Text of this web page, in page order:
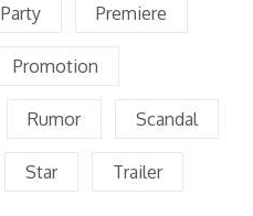
Party Premiere
Promotion
Rumor Scandal
Star Trailer